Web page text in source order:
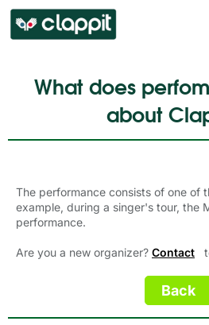
What does
about
The performance consists of one of
example, during a singer's tour, the
performance.
Are you a new organizer? Contact